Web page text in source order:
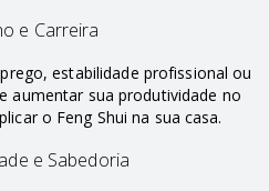
e Carreira
estabilidade profissional ou
aumentar sua produtividade no
o Feng Shui na sua casa.
e Sabedoria